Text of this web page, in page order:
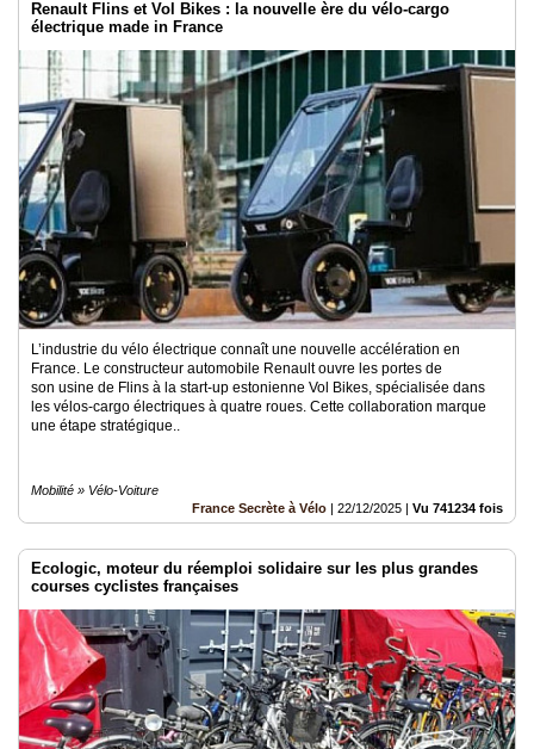
Renault Flins et Vol Bikes : la nouvelle ère du vélo-cargo
électrique made in France
L’industrie du vélo électrique connaît une nouvelle accélération en
France. Le constructeur automobile Renault ouvre les portes de
son usine de Flins à la start-up estonienne Vol Bikes, spécialisée dans
les vélos-cargo électriques à quatre roues. Cette collaboration marque
une étape stratégique..
Mobilité » Vélo-Voiture
France Secrète à Vélo | 22/12/2025 | Vu 741234 fois
Ecologic, moteur du réemploi solidaire sur les plus grandes
courses cyclistes françaises